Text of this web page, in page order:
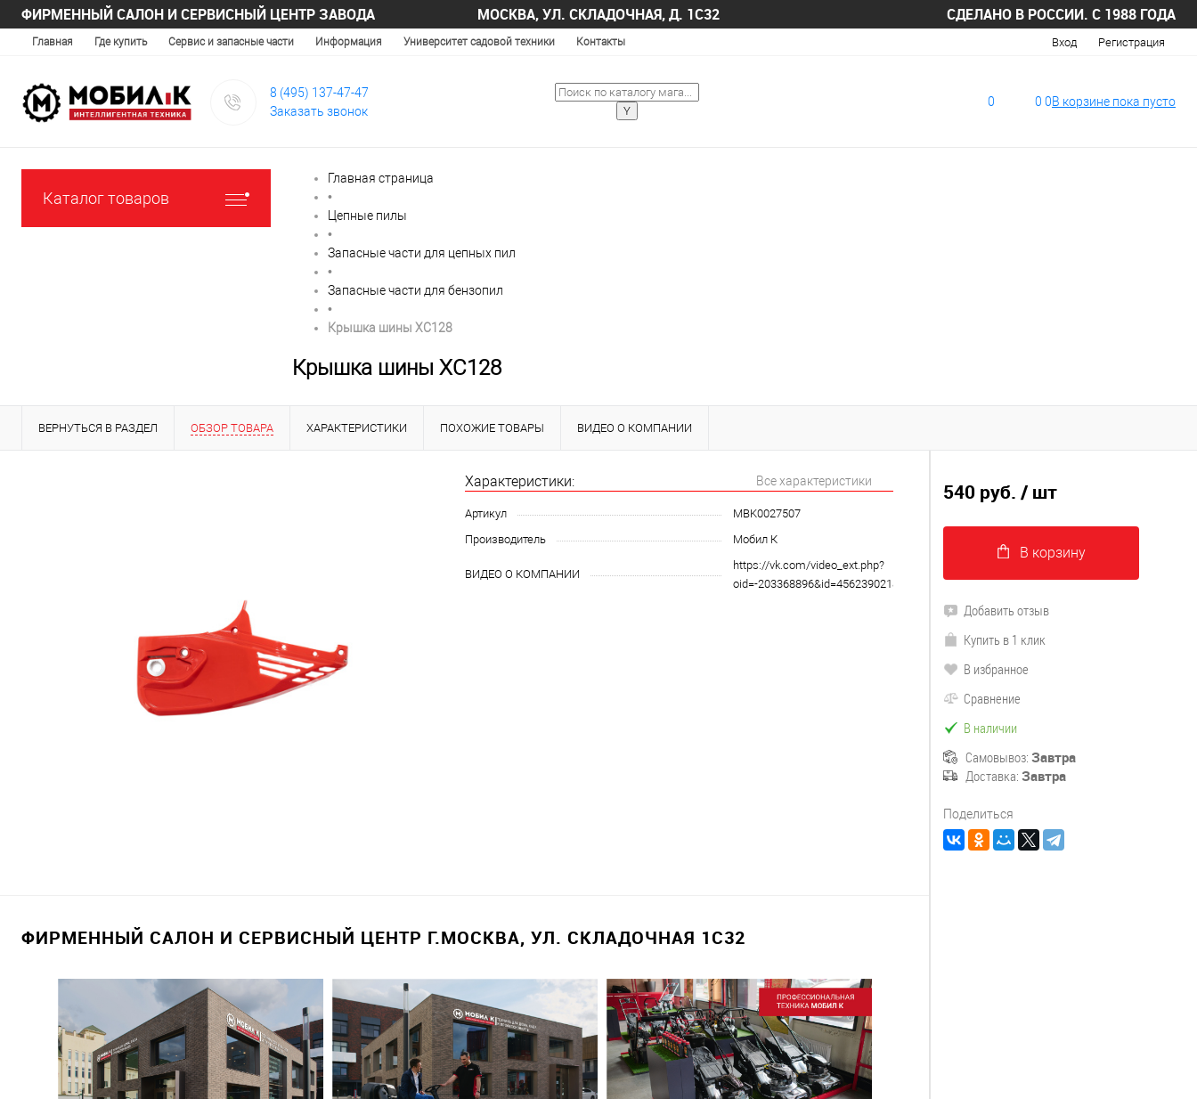
ФИРМЕННЫЙ САЛОН И СЕРВИСНЫЙ ЦЕНТР ЗАВОДА МОСКВА, УЛ. СКЛАДОЧНАЯ, Д. 1С32 СДЕЛАНО В РОССИИ. С 1988 ГОДА
Главная Где купить Сервис и запасные части Информация Университет садовой техники Контакты Вход Регистрация
8 (495) 137-47-47
Заказать звонок
0 0 0В корзине пока пусто
Каталог товаров
Главная страница
•
Цепные пилы
•
Запасные части для цепных пил
•
Запасные части для бензопил
•
Крышка шины XC128
Крышка шины XC128
ВЕРНУТЬСЯ В РАЗДЕЛ ОБЗОР ТОВАРА ХАРАКТЕРИСТИКИ ПОХОЖИЕ ТОВАРЫ ВИДЕО О КОМПАНИИ
Характеристики: Все характеристики
Артикул
MBK0027507
Производитель
Мобил К
ВИДЕО О КОМПАНИИ
https://vk.com/video_ext.php?
oid=-203368896&id=456239021&hd=2
ФИРМЕННЫЙ САЛОН И СЕРВИСНЫЙ ЦЕНТР Г.МОСКВА, УЛ. СКЛАДОЧНАЯ 1С32
540 руб. / шт
В корзину
Добавить отзыв
Купить в 1 клик
В избранное
Сравнение
В наличии
Самовывоз: Завтра
Доставка: Завтра
Поделиться